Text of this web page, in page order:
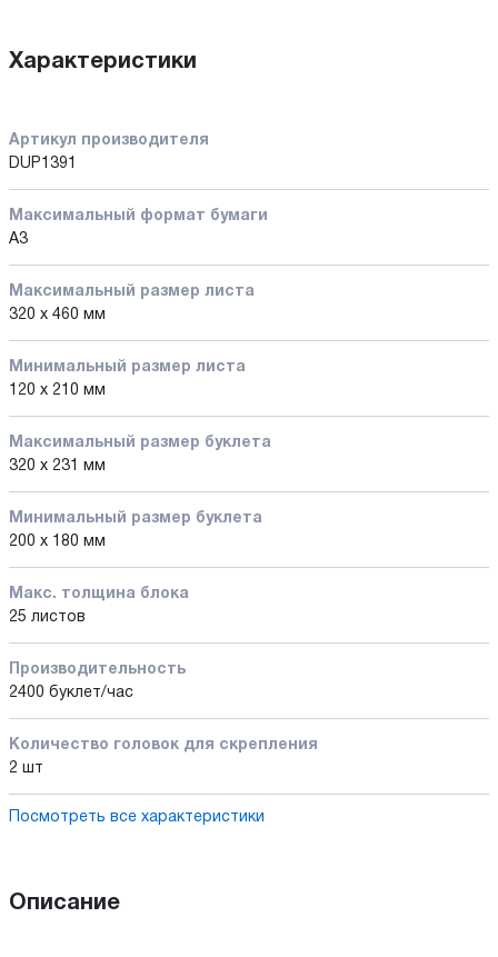
Характеристики
Артикул производителя
DUP1391
Максимальный формат бумаги
A3
Максимальный размер листа
320 х 460 мм
Минимальный размер листа
120 х 210 мм
Максимальный размер буклета
320 х 231 мм
Минимальный размер буклета
200 х 180 мм
Макс. толщина блока
25 листов
Производительность
2400 буклет/час
Количество головок для скрепления
2 шт
Посмотреть все характеристики
Описание